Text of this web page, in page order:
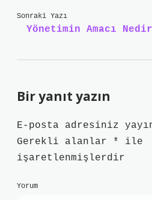
Sonraki Yazı
Yönetimin Amacı Nedir
Bir yanıt yazın
E-posta adresiniz
Gerekli alanlar
*
ile
işaretlenmişlerdir
Yorum